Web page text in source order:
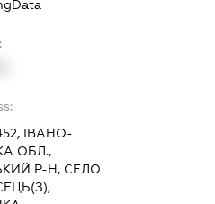
ІВАНО-
ОБЛ.,
Р-Н, СЕЛО